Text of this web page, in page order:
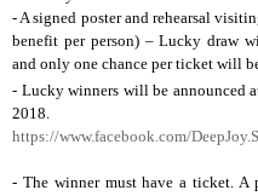
- A signed poster and rehearsal
benefit per person) – Lucky draw
and only one chance per ticket will
- Lucky winners will be announced
2018.
https://www.facebook.com/
- The winner must have a ticket.